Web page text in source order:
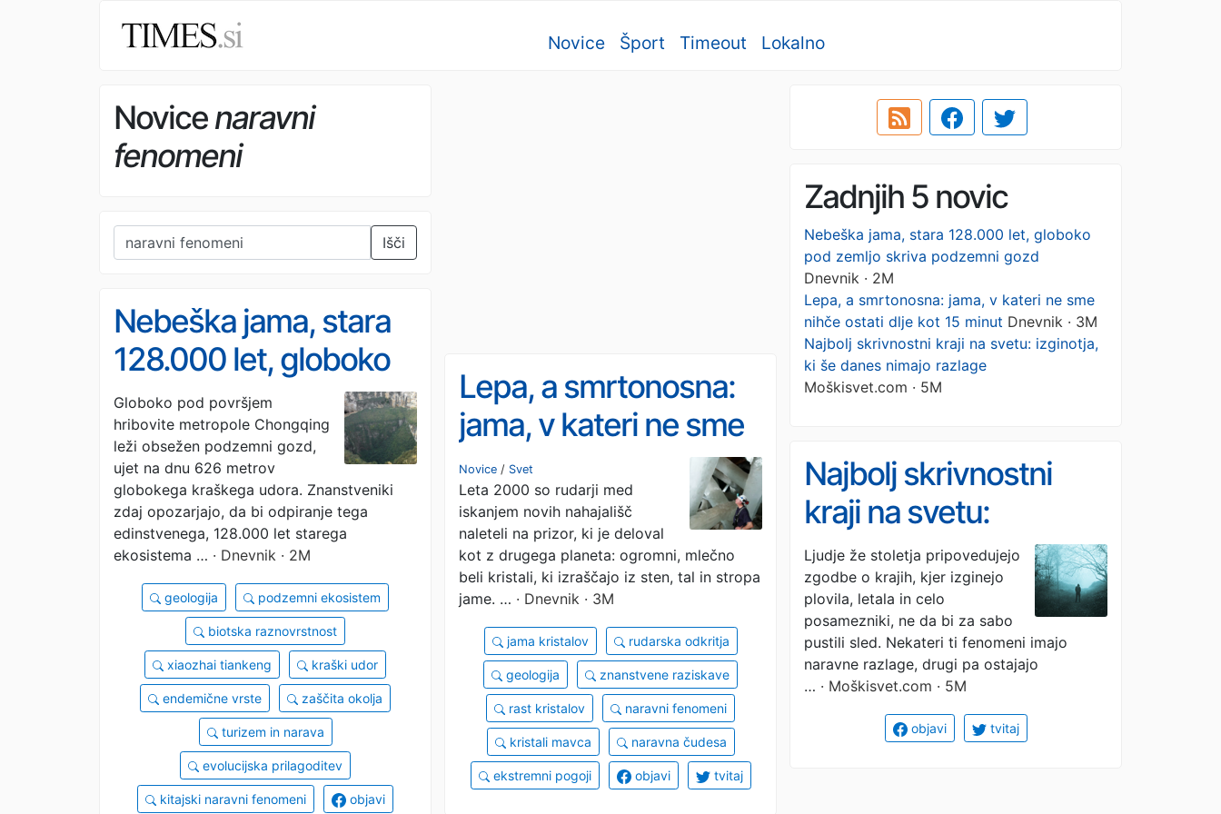
Novice Šport Timeout Lokalno
Novicenaravni
fenomeni
Išči
Zadnjih 5 novic
Nebeška jama, stara 128.000 let, globoko
pod zemljo skriva podzemni gozd
Dnevnik · 2M
Lepa, a smrtonosna: jama, v kateri ne sme
nihče ostati dlje kot 15 minut Dnevnik · 3M
Najbolj skrivnostni kraji na svetu: izginotja,
ki še danes nimajo razlage
Moškisvet.com · 5M
Nebeška jama, stara
128.000 let, globoko
pod zemljo skriva
podzemni gozd
Globoko pod površjem
hribovite metropole Chongqing
leži obsežen podzemni gozd,
ujet na dnu 626 metrov
globokega kraškega udora. Znanstveniki
zdaj opozarjajo, da bi odpiranje tega
edinstvenega, 128.000 let starega
ekosistema … · Dnevnik · 2M
geologija podzemni ekosistem
biotska raznovrstnost
xiaozhai tiankeng kraški udor
endemične vrste zaščita okolja
turizem in narava
evolucijska prilagoditev
kitajski naravni fenomeni objavi
Lepa, a smrtonosna:
jama, v kateri ne sme
nihče ostati dlje kot 15
minut
Novice / Svet
Leta 2000 so rudarji med
iskanjem novih nahajališč
naleteli na prizor, ki je deloval
kot z drugega planeta: ogromni, mlečno
beli kristali, ki izraščajo iz sten, tal in stropa
jame. … · Dnevnik · 3M
jama kristalov rudarska odkritja
geologija znanstvene raziskave
rast kristalov naravni fenomeni
kristali mavca naravna čudesa
ekstremni pogoji objavi tvitaj
Najbolj skrivnostni
kraji na svetu:
izginotja, ki še danes
nimajo razlage
Ljudje že stoletja pripovedujejo
zgodbe o krajih, kjer izginejo
plovila, letala in celo
posamezniki, ne da bi za sabo
pustili sled. Nekateri ti fenomeni imajo
naravne razlage, drugi pa ostajajo
… · Moškisvet.com · 5M
objavi tvitaj